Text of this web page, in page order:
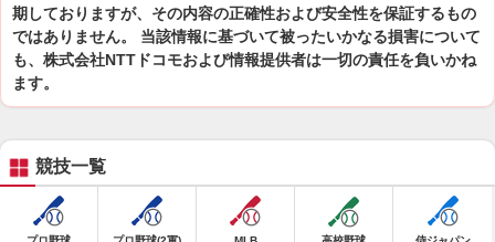
期しておりますが、その内容の正確性および安全性を保証するもの
ではありません。 当該情報に基づいて被ったいかなる損害について
も、株式会社NTTドコモおよび情報提供者は一切の責任を負いかね
ます。
競技一覧